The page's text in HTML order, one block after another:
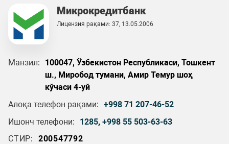
Микрокредитбанк
Лицензия рақами: 37, 13.05.2006
Манзил:
100047, Ўзбекистон Республикаси, Тошкент
ш., Миробод тумани, Амир Темур шоҳ
кўчаси 4-уй
Алоқа телефон рақами: +998 71 207-46-52
Ишонч телефони:
1285, +998 55 503-63-63
СТИР:
200547792